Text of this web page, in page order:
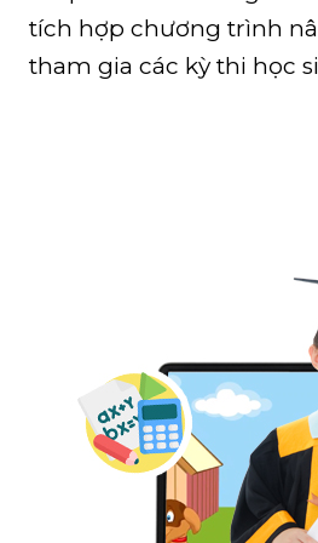
tích hợp chương trình
tham gia các kỳ thi học